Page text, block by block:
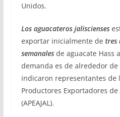
Unidos.
Los aguacateros jaliscienses
exportar inicialmente de tres
semanalesde aguacate Hass
demanda es de alrededor
indicaron representantes de
Productores Exportadores de
(APEAJAL).